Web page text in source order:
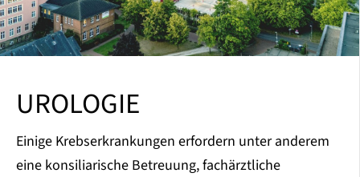
UROLOGIE
Einige Krebserkrankungen erfordern unter anderem
eine konsiliarische Betreuung, fachärztliche